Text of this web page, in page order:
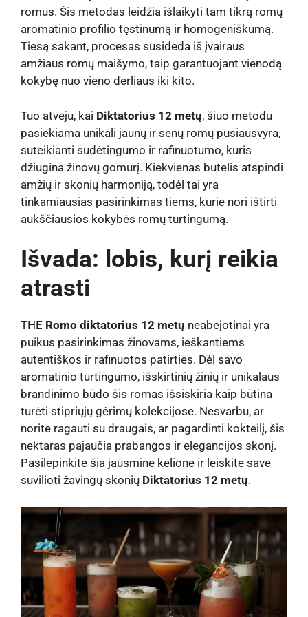
romus. Šis metodas leidžia išlaikyti tam tikrą romų
aromatinio profilio tęstinumą ir homogeniškumą.
Tiesą sakant, procesas susideda iš įvairaus
amžiaus romų maišymo, taip garantuojant vienodą
kokybę nuo vieno derliaus iki kito.
Tuo atveju, kai Diktatorius 12 metų, šiuo metodu
pasiekiama unikali jaunų ir senų romų pusiausvyra,
suteikianti sudėtingumo ir rafinuotumo, kuris
džiugina žinovų gomurį. Kiekvienas butelis atspindi
amžių ir skonių harmoniją, todėl tai yra
tinkamiausias pasirinkimas tiems, kurie nori ištirti
aukščiausios kokybės romų turtingumą.
Išvada: lobis, kurį reikia
atrasti
THE Romo diktatorius 12 metų neabejotinai yra
puikus pasirinkimas žinovams, ieškantiems
autentiškos ir rafinuotos patirties. Dėl savo
aromatinio turtingumo, išskirtinių žinių ir unikalaus
brandinimo būdo šis romas išsiskiria kaip būtina
turėti stipriųjų gėrimų kolekcijose. Nesvarbu, ar
norite ragauti su draugais, ar pagardinti kokteilį, šis
nektaras pajaučia prabangos ir elegancijos skonį.
Pasilepinkite šia jausmine kelione ir leiskite save
suvilioti žavingų skonių Diktatorius 12 metų.